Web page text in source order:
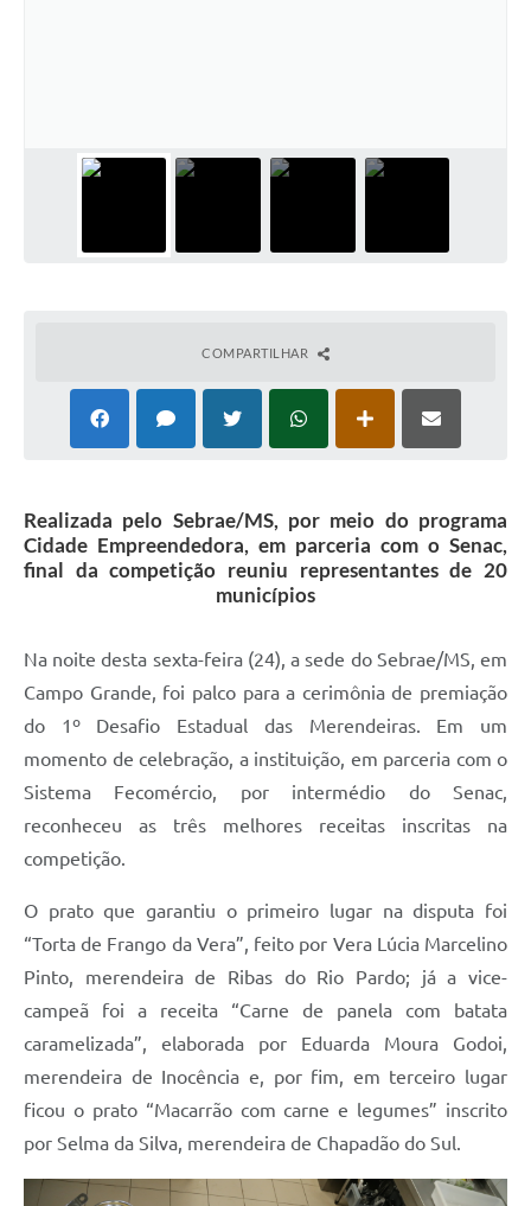
Plano Estratégico
Fale conosco
COMPARTILHAR
Realizada pelo Sebrae/MS, por meio do programa
Cidade Empreendedora, em parceria com o Senac,
final da competição reuniu representantes de 20
municípios
Na noite desta sexta-feira (24), a sede do Sebrae/MS, em
Campo Grande, foi palco para a cerimônia de premiação
do 1º Desafio Estadual das Merendeiras. Em um
momento de celebração, a instituição, em parceria com o
Sistema Fecomércio, por intermédio do Senac,
reconheceu as três melhores receitas inscritas na
competição.
O prato que garantiu o primeiro lugar na disputa foi
“Torta de Frango da Vera”, feito por Vera Lúcia Marcelino
Pinto, merendeira de Ribas do Rio Pardo; já a vice-
campeã foi a receita “Carne de panela com batata
caramelizada”, elaborada por Eduarda Moura Godoi,
merendeira de Inocência e, por fim, em terceiro lugar
ficou o prato “Macarrão com carne e legumes” inscrito
por Selma da Silva, merendeira de Chapadão do Sul.